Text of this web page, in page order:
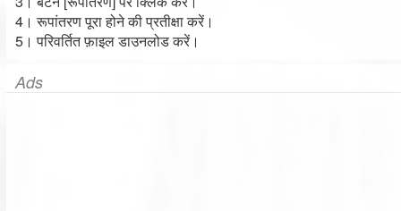
4। रूपांतरण पूरा होने की प्रतीक्षा करें।
5। परिवर्तित फ़ाइल डाउनलोड करें।
Ads